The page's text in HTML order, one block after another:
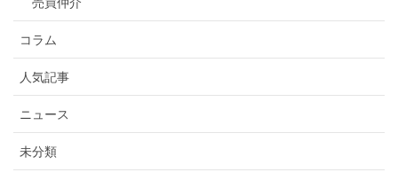
売買仲介
コラム
人気記事
ニュース
未分類